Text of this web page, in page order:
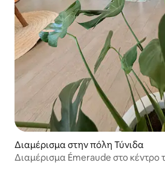
Διαμέρισμα στην πόλη Τύνιδα
Διαμέρισμα Émeraude στο κέντρο